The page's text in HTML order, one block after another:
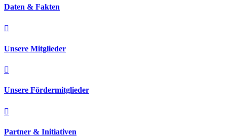
Daten & Fakten

Unsere Mitglieder

Unsere Fördermitglieder

Partner & Initiativen